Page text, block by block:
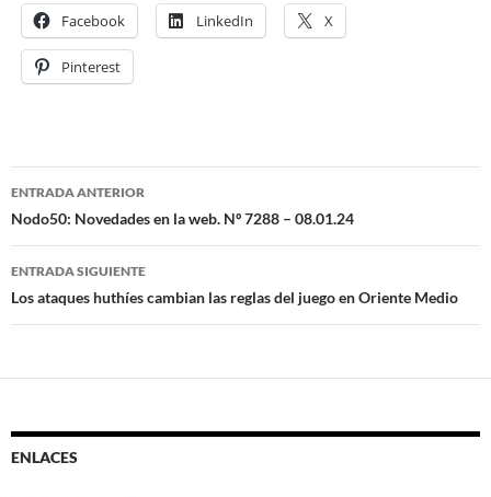
Facebook LinkedIn X
Pinterest
Navegación
de
entradas
ENTRADA ANTERIOR
Nodo50: Novedades en la web. Nº 7288 – 08.01.24
ENTRADA SIGUIENTE
Los ataques huthíes cambian las reglas del juego en Oriente Medio
ENLACES